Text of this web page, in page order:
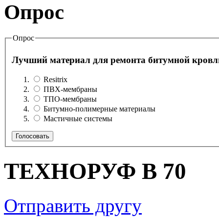
Опрос
Опрос
Лучший материал для ремонта битумной
Resitrix
ПВХ-мембраны
ТПО-мембраны
Битумно-полимерные материалы
Мастичные системы
Голосовать
ТЕХНОРУФ В 70
Отправить другу